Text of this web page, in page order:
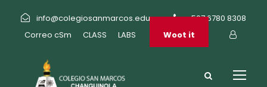
info@colegiosanmarcos.edu.pa
+507 6780 8308
Correo cSm
CLASS LABS Woot it